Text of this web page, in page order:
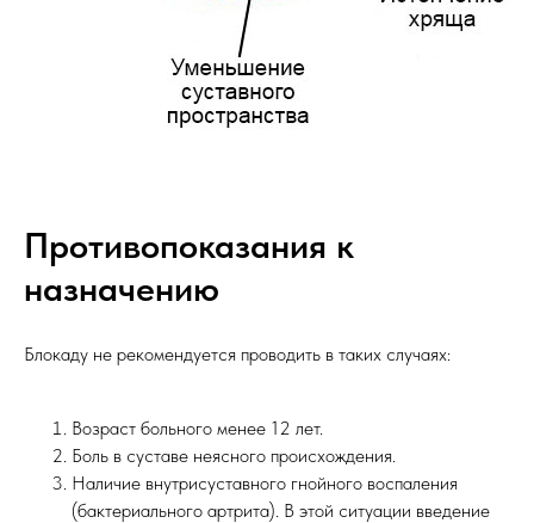
Противопоказания к
назначению
Блокаду не рекомендуется проводить в таких случаях:
Возраст больного менее 12 лет.
Боль в суставе неясного происхождения.
Наличие внутрисуставного гнойного воспаления
(бактериального артрита). В этой ситуации введение